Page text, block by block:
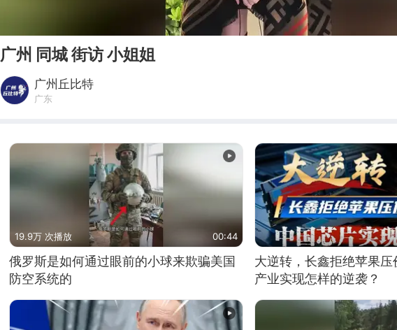
广州 同城 街访 小姐姐
广州丘比特
广东
19.9万 次播放 00:44
俄罗斯是如何通过眼前的小球来欺骗美国
防空系统的
大逆转，长鑫拒绝苹果
产业实现怎样的逆袭？